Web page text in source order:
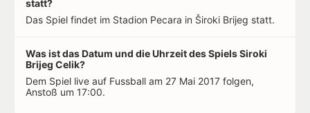
statt?
Das Spiel findet im Stadion Pecara in Široki Brijeg statt.
Was ist das Datum und die Uhrzeit des Spiels Siroki
Brijeg Celik?
Dem Spiel live auf Fussball am 27 Mai 2017 folgen,
Anstoß um 17:00.